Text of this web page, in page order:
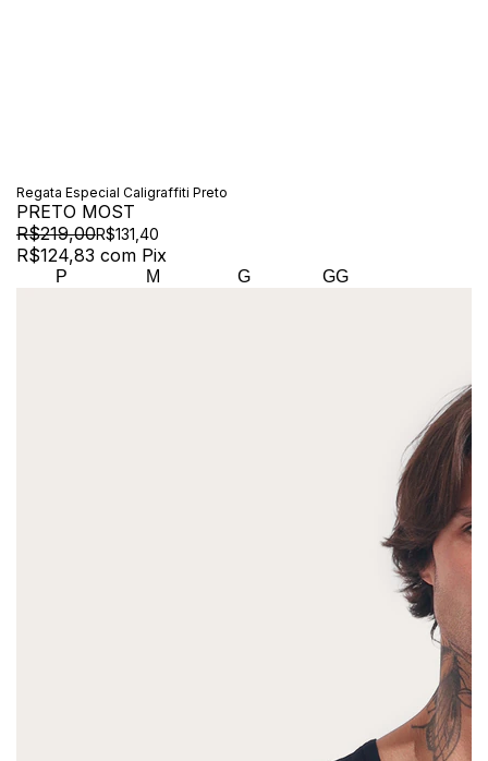
Regata Especial Caligraffiti Preto
PRETO MOST
R$219,00R$131,40
R$124,83 com Pix
P M G GG